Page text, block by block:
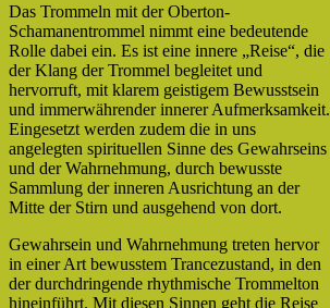
Das Trommeln mit der Oberton-
Schamanentrommel nimmt eine bedeutende
Rolle dabei ein. Es ist eine innere „Reise“, die
der Klang der Trommel begleitet und
hervorruft, mit klarem geistigem Bewusstsein
und immerwährender innerer Aufmerksamkeit.
Eingesetzt werden zudem die in uns
angelegten spirituellen Sinne des Gewahrseins
und der Wahrnehmung, durch bewusste
Sammlung der inneren Ausrichtung an der
Mitte der Stirn und ausgehend von dort.
Gewahrsein und Wahrnehmung treten hervor
in einer Art bewusstem Trancezustand, in den
der durchdringende rhythmische Trommelton
hineinführt. Mit diesen Sinnen geht die Reise